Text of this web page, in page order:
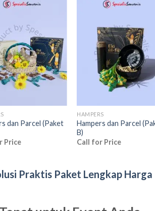
Add to
wishlist
dan Parcel (Paket
Price
Add to
HAMPERS
Hampers dan Parcel
B)
Call for Price
Praktis Paket Lengkap Harga